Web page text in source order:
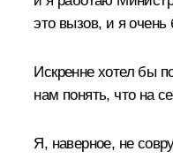
это вызов, и я
Искренне хотел бы
нам понять, что на
Я, наверное, не